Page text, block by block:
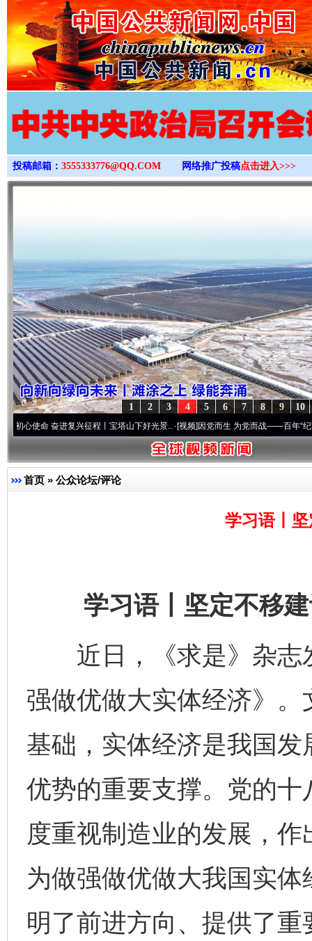
>
投稿邮箱： 3555333776@QQ.COM 网络推广投稿点击进入>>>
10
9
8
7
6
5
4
3
2
1
奋进复兴征程丨宝塔山下好光景..·[视频]因党而生 为党而战——百年“纪”事⑧加强纪
首页 » 公众论坛/评论
学习语丨
学习语丨坚定不移建
近日，《求是》杂志
强做优做大实体经济》
基础，实体经济是我国
优势的重要支撑。党的
度重视制造业的发展，
为做强做优做大我国实
明了前进方向、提供了